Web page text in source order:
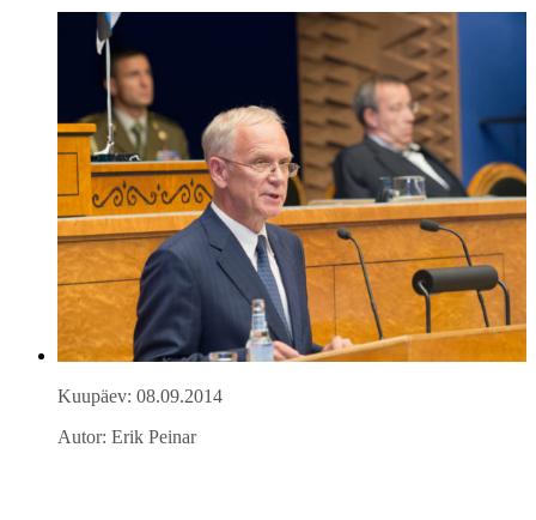
Kuupäev: 08.09.2014
Autor: Erik Peinar